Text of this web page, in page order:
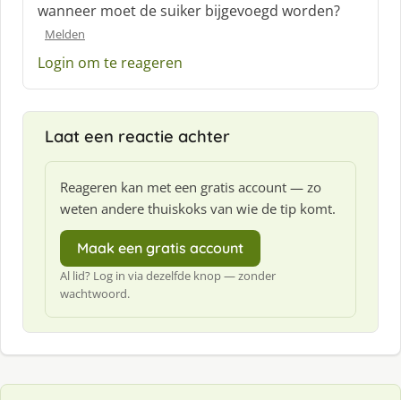
h
e
:
wanneer moet de suiker bijgevoegd worden?
Melden
Login om te reageren
Laat een reactie achter
Reageren kan met een gratis account — zo
weten andere thuiskoks van wie de tip komt.
Maak een gratis account
Al lid? Log in via dezelfde knop — zonder
wachtwoord.